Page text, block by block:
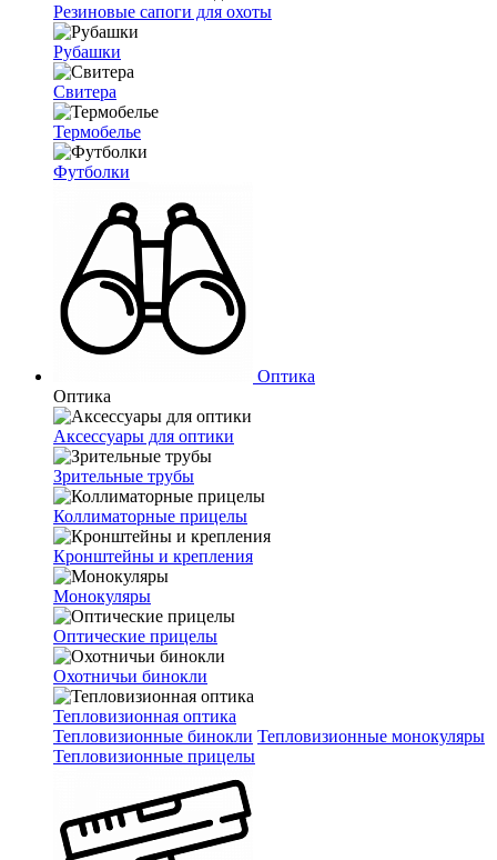
Резиновые сапоги для охоты
Рубашки
Свитера
Термобелье
Футболки
Оптика
Оптика
Аксессуары для оптики
Зрительные трубы
Коллиматорные прицелы
Кронштейны и крепления
Монокуляры
Оптические прицелы
Охотничьи бинокли
Тепловизионная оптика
Тепловизионные бинокли Тепловизионные монокуляры
Тепловизионные прицелы